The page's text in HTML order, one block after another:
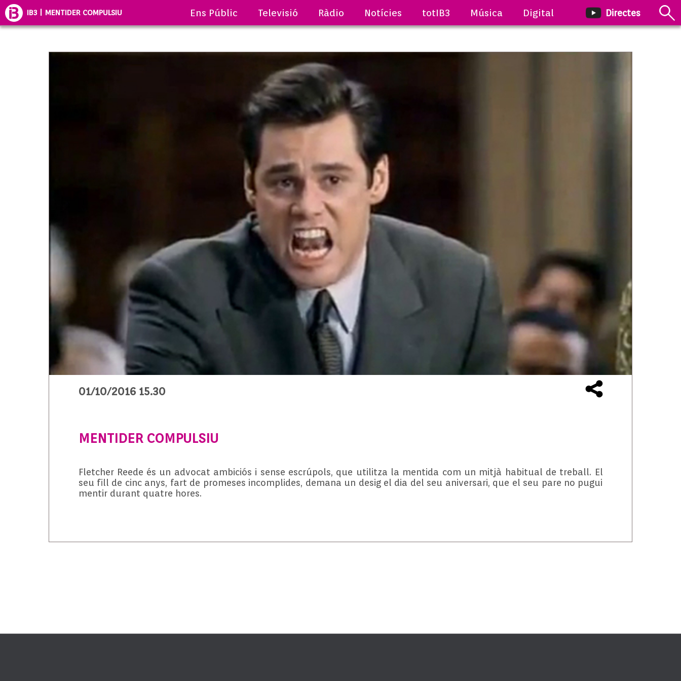
IB3 | MENTIDER COMPULSIU Ens Públic Televisió Ràdio Notícies totIB3 Música Digital Directes
01/10/2016 15.30
MENTIDER COMPULSIU
Fletcher Reede és un advocat ambiciós i sense escrúpols, que utilitza la mentida com un mitjà habitual de treball. El
seu fill de cinc anys, fart de promeses incomplides, demana un desig el dia del seu aniversari, que el seu pare no pugui
mentir durant quatre hores.